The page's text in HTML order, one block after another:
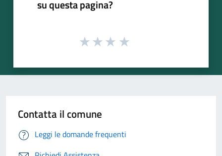
su questa pagina?
Contatta il comune
Leggi le domande frequenti